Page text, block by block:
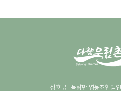
상호명 : 득량만 영농조합법인